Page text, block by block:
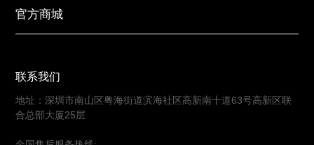
官方商城
联系我们
地址：深圳市南山区粤海街道滨海社区高新南十道63号高新区联